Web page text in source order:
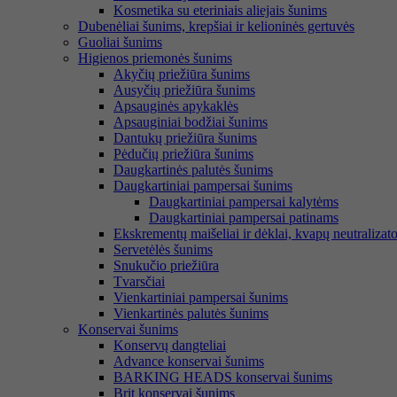
Kosmetika su eteriniais aliejais šunims
Dubenėliai šunims, krepšiai ir kelioninės gertuvės
Guoliai šunims
Higienos priemonės šunims
Akyčių priežiūra šunims
Ausyčių priežiūra šunims
Apsauginės apykaklės
Apsauginiai bodžiai šunims
Dantukų priežiūra šunims
Pėdučių priežiūra šunims
Daugkartinės palutės šunims
Daugkartiniai pampersai šunims
Daugkartiniai pampersai kalytėms
Daugkartiniai pampersai patinams
Ekskrementų maišeliai ir dėklai, kvapų
Servetėlės šunims
Snukučio priežiūra
Tvarsčiai
Vienkartiniai pampersai šunims
Vienkartinės palutės šunims
Konservai šunims
Konservų dangteliai
Advance konservai šunims
BARKING HEADS konservai šunims
Brit konservai šunims